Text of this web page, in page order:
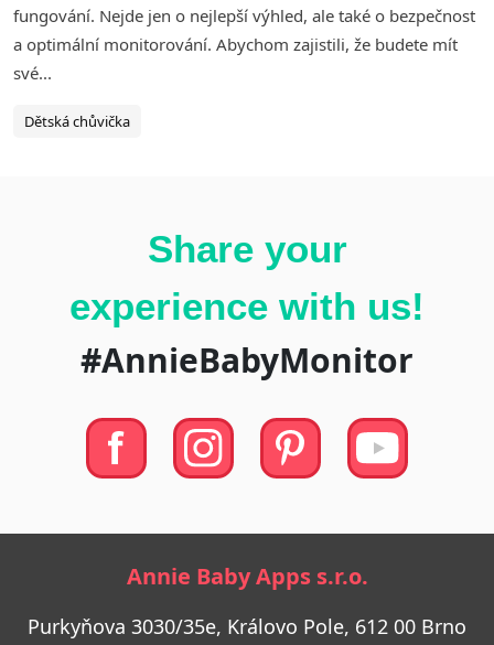
fungování. Nejde jen o nejlepší výhled, ale také o bezpečnost
a optimální monitorování. Abychom zajistili, že budete mít
své...
Dětská chůvička
Share your
experience with us!
#AnnieBabyMonitor
Annie Baby Apps s.r.o.
Purkyňova 3030/35e, Královo Pole, 612 00 Brno